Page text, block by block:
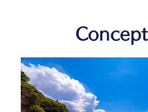
Concept